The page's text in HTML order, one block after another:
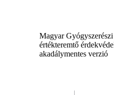
Magyar
értékteremtő
akadálymentes verzió